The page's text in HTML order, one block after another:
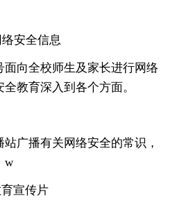
安全信息
面向全校师生及家长进行网络
教育深入到各个方面。
广播有关网络安全的常识，
w
宣传片